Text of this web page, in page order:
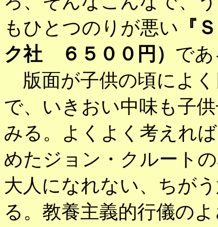
もひとつのりが悪い 『
ク社 ６５００円） で
版面が子供の頃によ
で、いきおい中味も子
みる。よくよく考えれ
めたジョン・クルート
大人になれない、ちが
る。教養主義的行儀の